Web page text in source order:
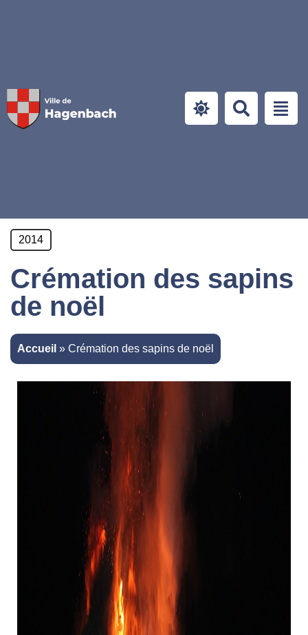
2014
Crémation des sapins
de noël
Accueil » Crémation des sapins de noël